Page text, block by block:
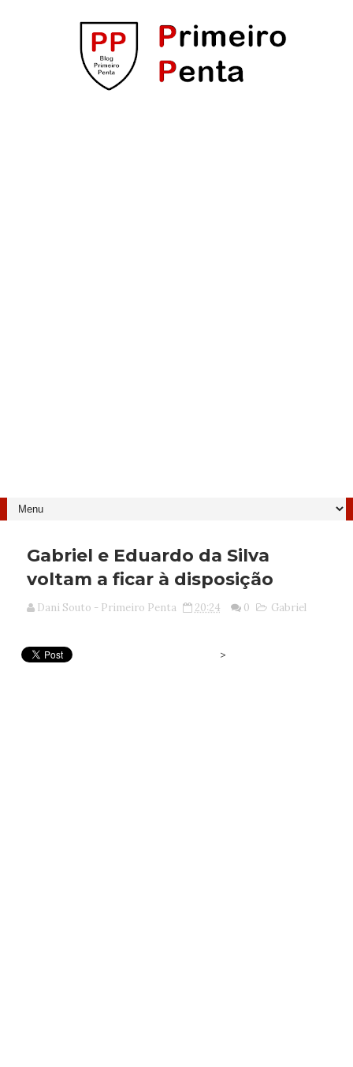
Gabriel e Eduardo da Silva
voltam a ficar à disposição
Dani Souto - Primeiro Penta 20:24 0 Gabriel
>